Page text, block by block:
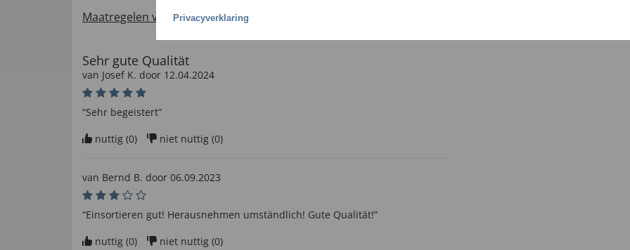
Maatregelen voor het verifiëren van beoordelingen >>
Sehr gute Qualität
van Josef K. door 12.04.2024
“Sehr begeistert”
nuttig (0) niet nuttig (0)
van Bernd B. door 06.09.2023
“Einsortieren gut! Herausnehmen umständlich! Gute Qualität!”
nuttig (0) niet nuttig (0)
Privacyverklaring